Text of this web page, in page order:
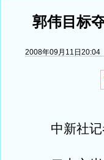
郭伟目标
2008年09月11日20:04
中新社记